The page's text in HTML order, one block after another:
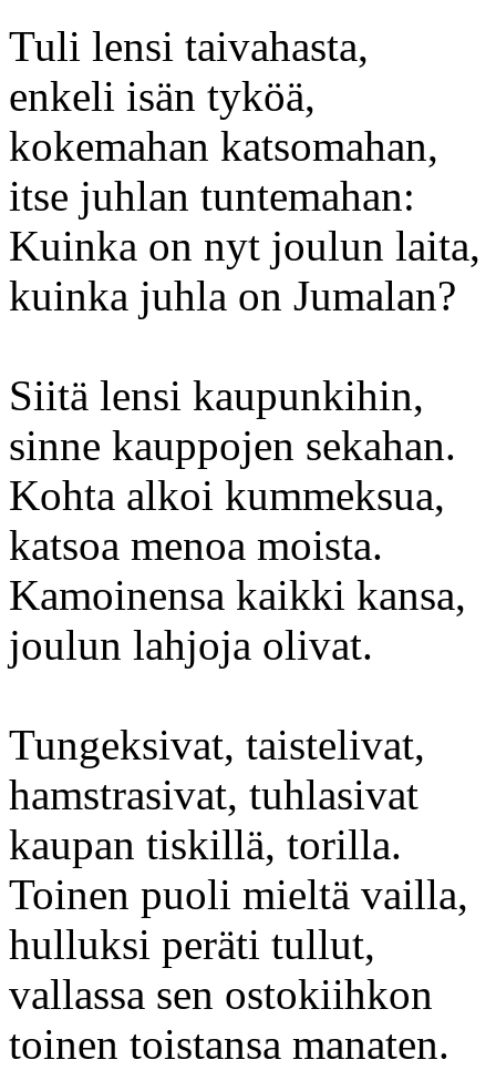
Tuli lensi taivahasta,
enkeli isän tyköä,
kokemahan katsomahan,
itse juhlan tuntemahan:
Kuinka on nyt joulun laita,
kuinka juhla on Jumalan?
Siitä lensi kaupunkihin,
sinne kauppojen sekahan.
Kohta alkoi kummeksua,
katsoa menoa moista.
Kamoinensa kaikki kansa,
joulun lahjoja olivat.
Tungeksivat, taistelivat,
hamstrasivat, tuhlasivat
kaupan tiskillä, torilla.
Toinen puoli mieltä vailla,
hulluksi peräti tullut,
vallassa sen ostokiihkon
toinen toistansa manaten.